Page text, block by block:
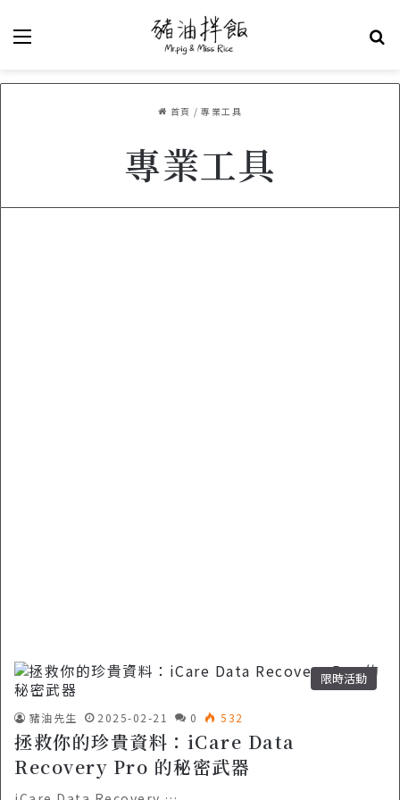
首頁 / 專業工具
專業工具
限時活動
豬油先生 2025-02-21 0 532
拯救你的珍貴資料：iCare Data
Recovery Pro 的秘密武器